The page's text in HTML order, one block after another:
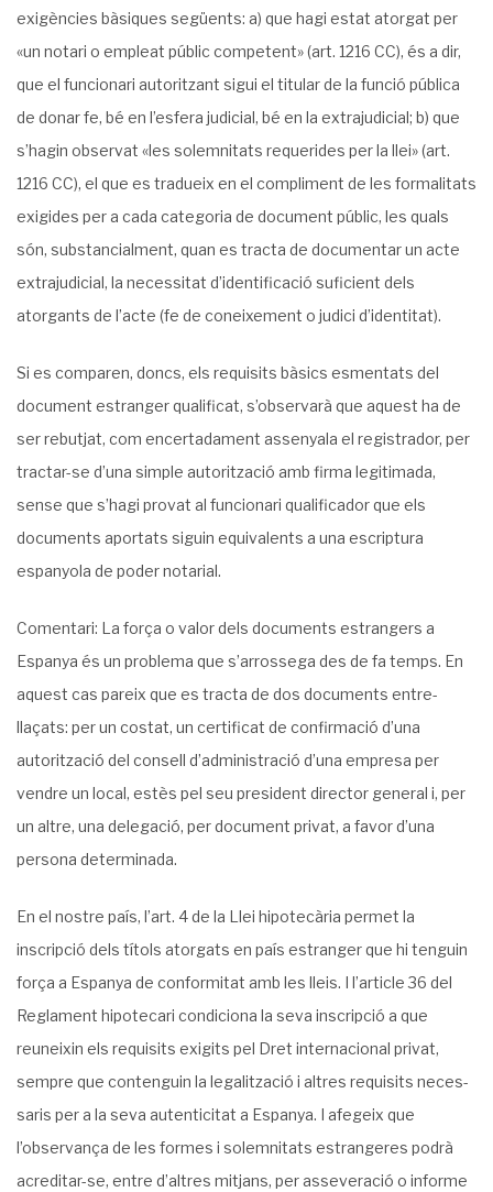
exigències bàsiques següents: a) que hagi estat atorgat per
«un notari o empleat públic competent» (art. 1216 CC), és a dir,
que el funcionari autoritzant sigui el titular de la funció pública
de donar fe, bé en l’esfera judicial, bé en la extrajudicial; b) que
s’hagin observat «les solemnitats requerides per la llei» (art.
1216 CC), el que es tradueix en el compliment de les formalitats
exigides per a cada categoria de document públic, les quals
són, substancialment, quan es tracta de documentar un acte
extrajudicial, la necessitat d’identificació suficient dels
atorgants de l’acte (fe de coneixe­ment o judici d’identitat).
Si es comparen, doncs, els requisits bàsics esmentats del
document estranger qualifi­cat, s’observarà que aquest ha de
ser rebutjat, com encertadament assenyala el registra­dor, per
tractar-se d’una simple autorització amb firma legitimada,
sense que s’hagi provat al funcionari qualificador que els
documents aportats siguin equivalents a una escriptura
espanyola de poder notarial.
Comentari: La força o valor dels documents estrangers a
Espanya és un problema que s’arrossega des de fa temps. En
aquest cas pareix que es tracta de dos documents entre­
llaçats: per un costat, un certificat de confirmació d’una
autorització del consell d’admi­nistració d’una empresa per
vendre un local, estès pel seu president director general i, per
un altre, una delegació, per document privat, a favor d’una
persona determinada.
En el nostre país, l’art. 4 de la Llei hipotecària permet la
inscripció dels títols atorgats en país estranger que hi tenguin
força a Espanya de conformitat amb les lleis. I l’article 36 del
Reglament hipotecari condiciona la seva inscripció a que
reuneixin els requisits exigits pel Dret internacional privat,
sempre que contenguin la legalització i altres requisits neces­
saris per a la seva autenticitat a Espanya. I afegeix que
l’observança de les formes i solem­nitats estrangeres podrà
acreditar-se, entre d’altres mitjans, per asseveració o informe